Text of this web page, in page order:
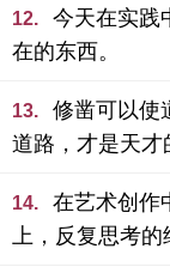
12.
今天在实践
在的东西。
13.
修凿可以使
道路，才是天才
14.
在艺术创作
上，反复思考的